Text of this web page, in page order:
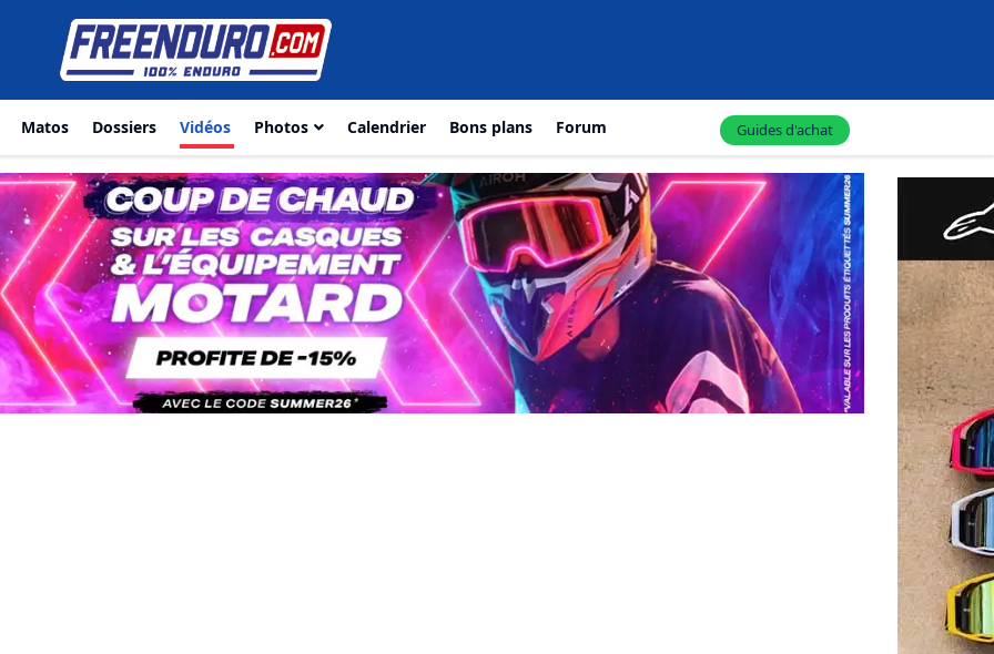
Matos Dossiers Vidéos Photos Calendrier Bons plans Forum Guides d'achat